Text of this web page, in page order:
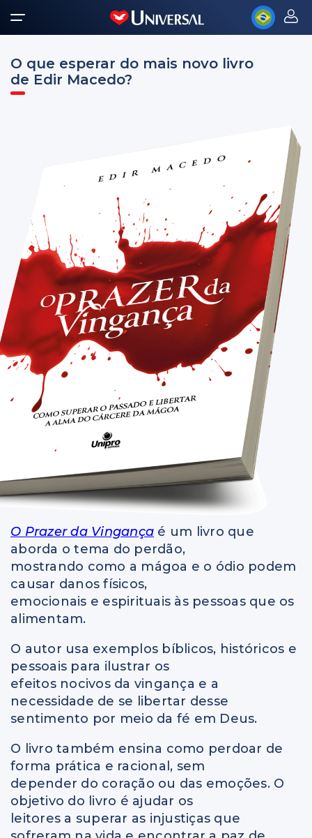
O que esperar do mais novo livro
de Edir Macedo?
O Prazer da Vingança é um livro que
aborda o tema do perdão,
mostrando como a mágoa e o ódio podem
causar danos físicos,
emocionais e espirituais às pessoas que os
alimentam.
O autor usa exemplos bíblicos, históricos e
pessoais para ilustrar os
efeitos nocivos da vingança e a
necessidade de se libertar desse
sentimento por meio da fé em Deus.
O livro também ensina como perdoar de
forma prática e racional, sem
depender do coração ou das emoções. O
objetivo do livro é ajudar os
leitores a superar as injustiças que